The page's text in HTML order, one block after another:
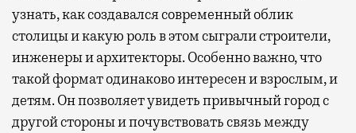
узнать, как создавался современный облик
столицы и какую роль в этом сыграли строители,
инженеры и архитекторы. Особенно важно, что
такой формат одинаково интересен и взрослым, и
детям. Он позволяет увидеть привычный город с
другой стороны и почувствовать связь между